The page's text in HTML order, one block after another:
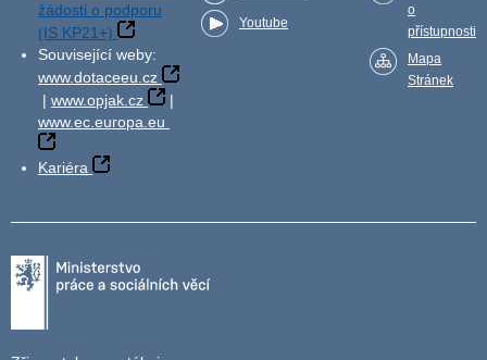
žádosti o podporu
(IS KP21+)
Související weby:
www.dotaceeu.cz
| www.opjak.cz
|
www.ec.europa.eu
Kariéra
Youtube
o
přístupnosti
Mapa
Stránek